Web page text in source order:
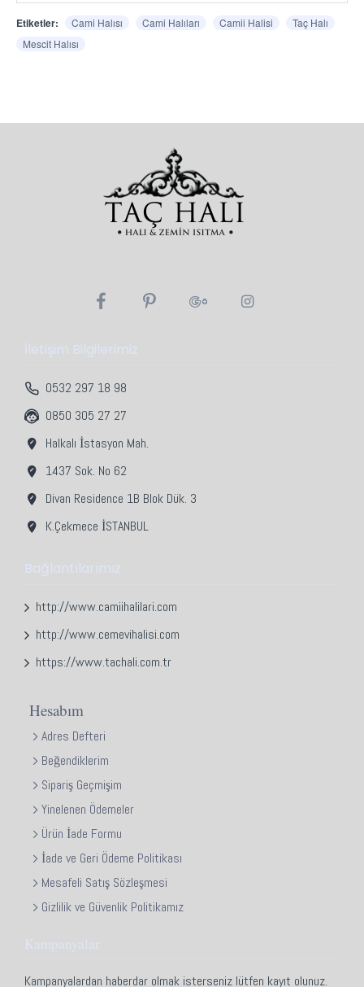
mümkündür.
Etiketler: Cami Halısı Cami Halıları Camii Halisi
Taç Halı
Mescit Halısı
İletişim Bilgilerimiz
0532 297 18 98
0850 305 27 27
Halkalı İstasyon Mah.
1437 Sok. No 62
Divan Residence 1B Blok Dük. 3
K.Çekmece İSTANBUL
Bağlantılarımız
http://www.camiihalilari.com
http://www.cemevihalisi.com
https://www.tachali.com.tr
Hesabım
Adres Defteri
Beğendiklerim
Sipariş Geçmişim
Yinelenen Ödemeler
Ürün İade Formu
İade ve Geri Ödeme Politikası
Mesafeli Satış Sözleşmesi
Gizlilik ve Güvenlik Politikamız
Kampanyalar
Kampanyalardan haberdar olmak isterseniz lütfen kayıt olunuz.